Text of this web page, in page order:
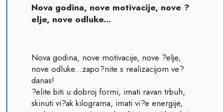
Nova godina, nove motivacije, nove ?
elje, nove odluke...
Nova godina, nove motivacije, nove ?elje,
nove odluke...zapo?nite s realizacijom ve?
danas!
?elite biti u dobroj formi, imati ravan trbuh,
skinuti vi?ak kilograma, imati vi?e energije,